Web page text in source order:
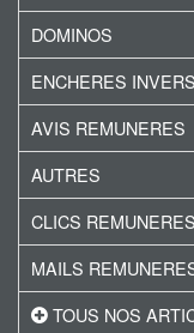
DOMINOS
ENCHERES
AVIS REMUNERES
AUTRES
CLICS REMUNERES
MAILS
TOUS NOS